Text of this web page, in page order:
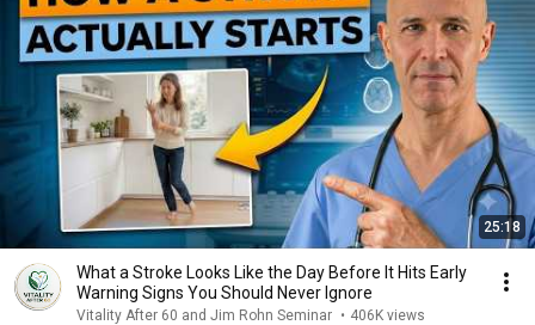
25:18
What a Stroke Looks Like the Day Before It Hits Early
Warning Signs You Should Never Ignore
Vitality After 60 and Jim Rohn Seminar • 406K views